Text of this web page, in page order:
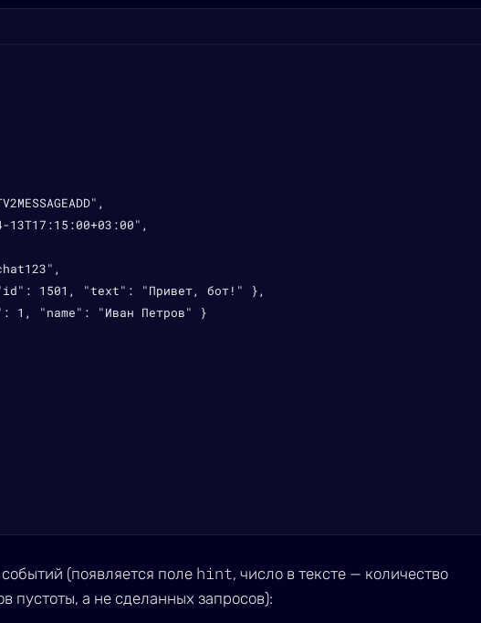
13T17:15:00+03:00",
1501, "text": "Привет, бот!" },
1, "name": "Иван Петров" }
(появляется поле hint, число в тексте — количество
пустоты, а не сделанных запросов):